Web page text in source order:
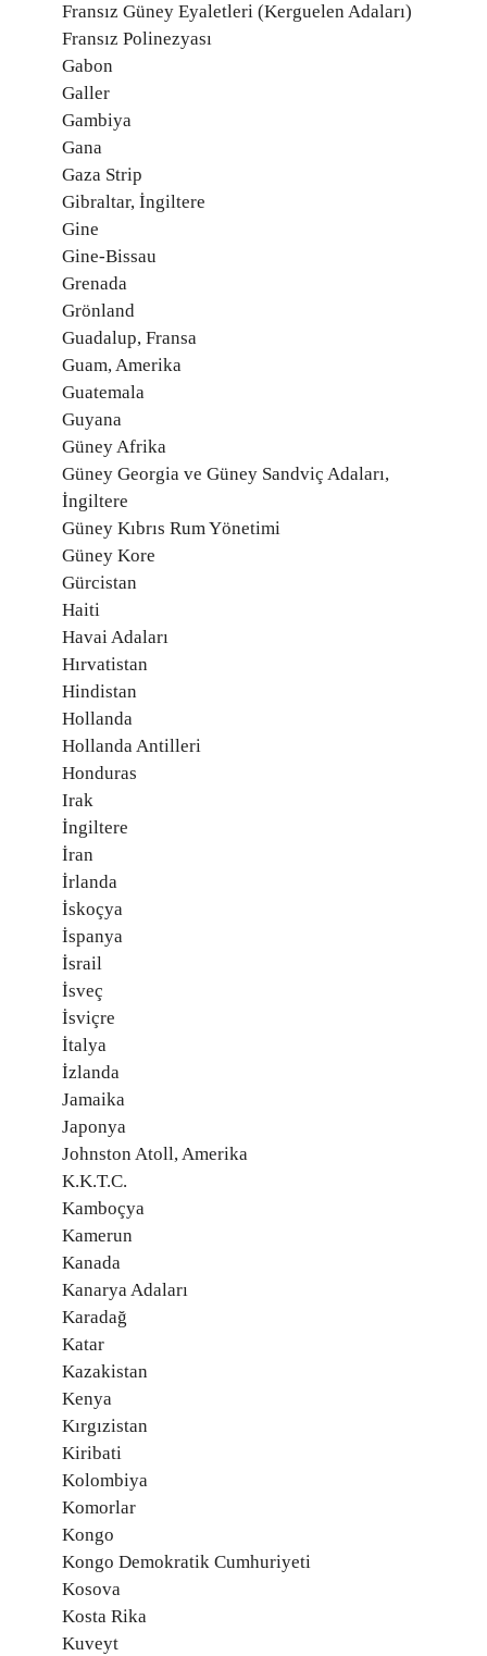
Fransız Güney Eyaletleri (Kerguelen Adaları)
Fransız Polinezyası
Gabon
Galler
Gambiya
Gana
Gaza Strip
Gibraltar, İngiltere
Gine
Gine-Bissau
Grenada
Grönland
Guadalup, Fransa
Guam, Amerika
Guatemala
Guyana
Güney Afrika
Güney Georgia ve Güney Sandviç Adaları,
İngiltere
Güney Kıbrıs Rum Yönetimi
Güney Kore
Gürcistan
Haiti
Havai Adaları
Hırvatistan
Hindistan
Hollanda
Hollanda Antilleri
Honduras
Irak
İngiltere
İran
İrlanda
İskoçya
İspanya
İsrail
İsveç
İsviçre
İtalya
İzlanda
Jamaika
Japonya
Johnston Atoll, Amerika
K.K.T.C.
Kamboçya
Kamerun
Kanada
Kanarya Adaları
Karadağ
Katar
Kazakistan
Kenya
Kırgızistan
Kiribati
Kolombiya
Komorlar
Kongo
Kongo Demokratik Cumhuriyeti
Kosova
Kosta Rika
Kuveyt